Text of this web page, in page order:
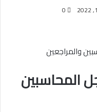
0
والمراجعين
المحاسبين